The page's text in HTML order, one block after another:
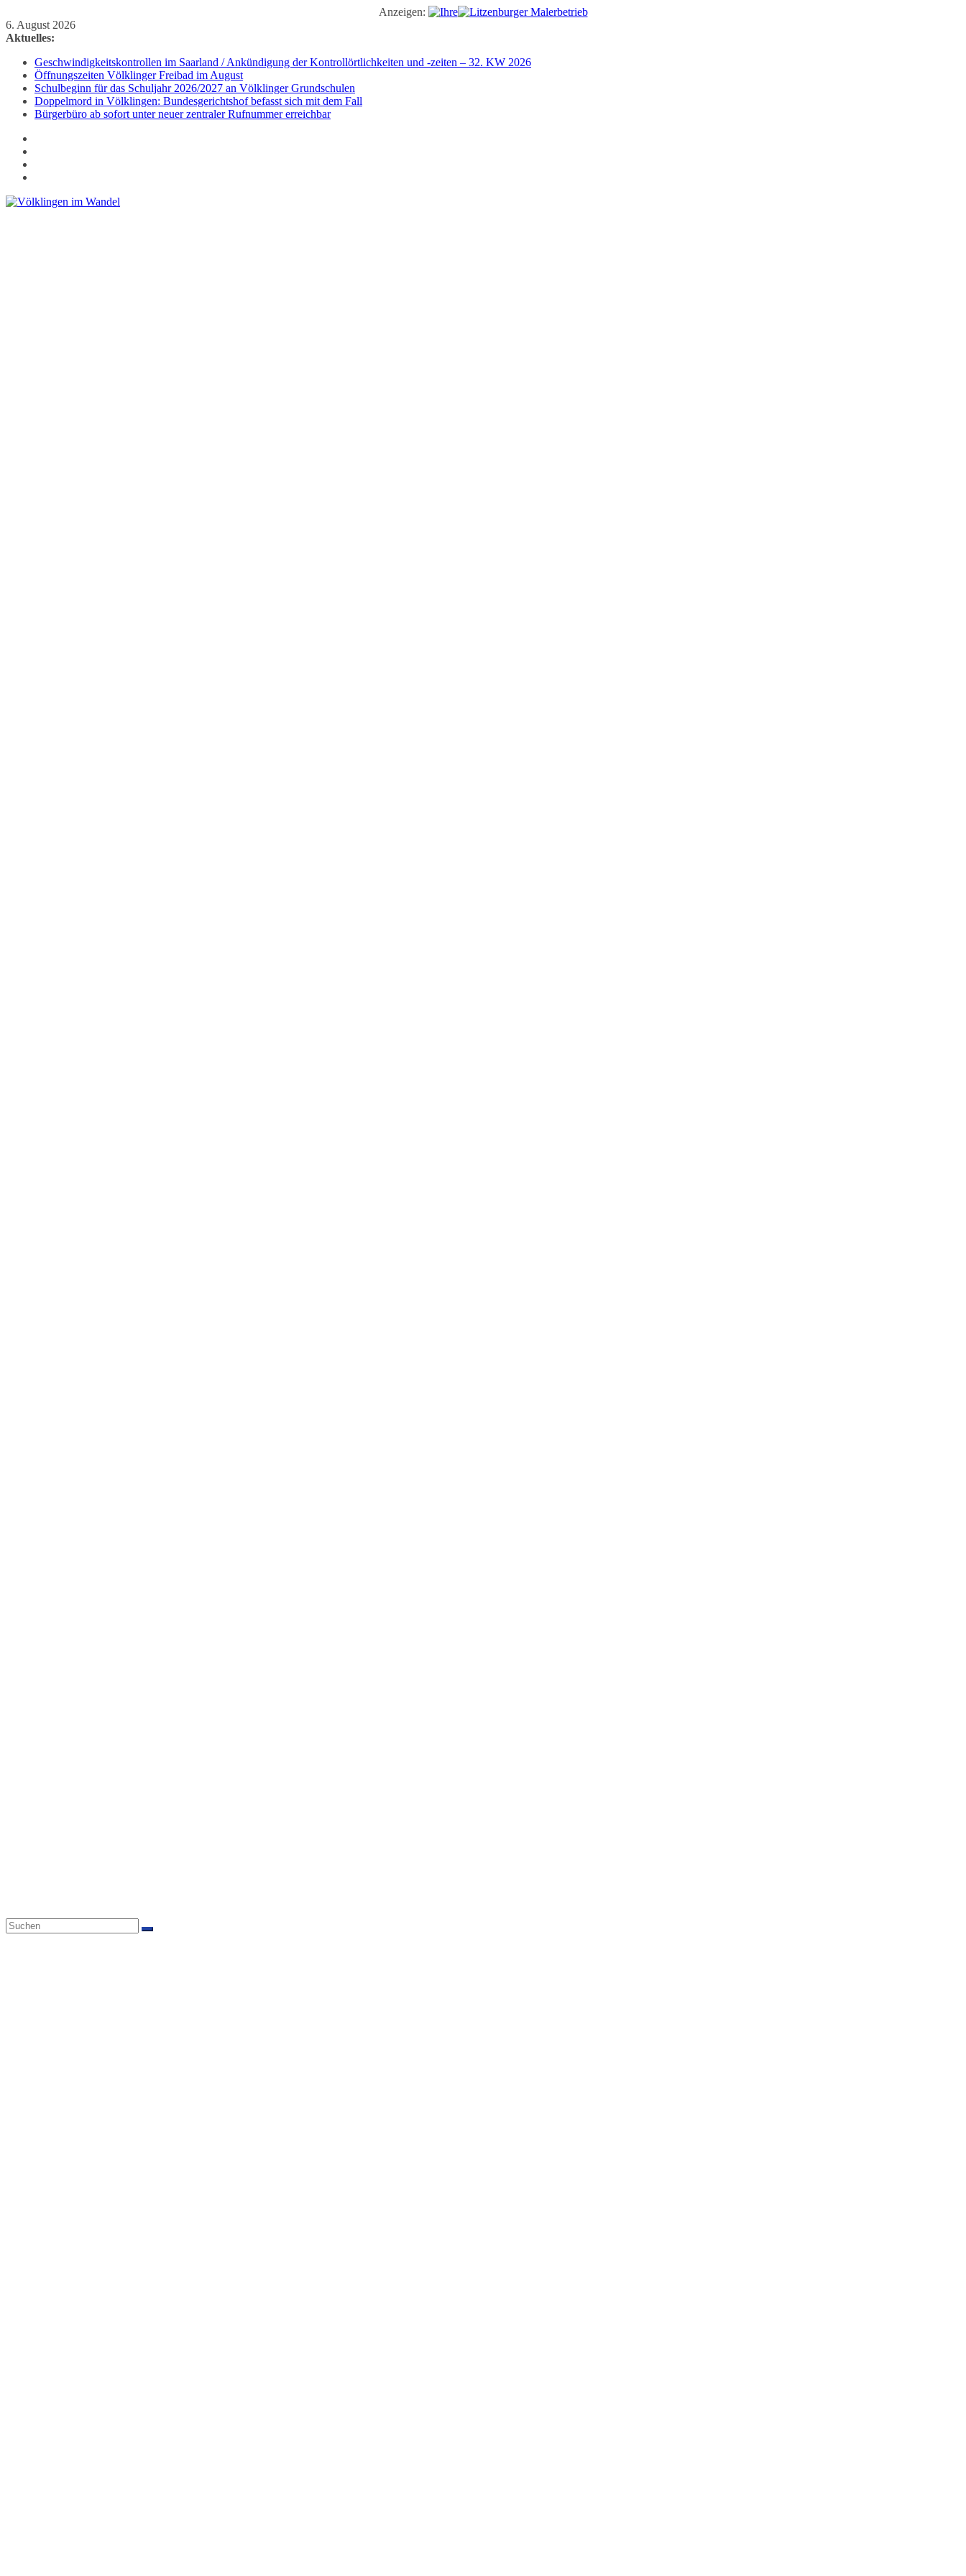
Anzeigen:
Zum
Inhalt
6. August 2026
Aktuelles:
Geschwindigkeitskontrollen im Saarland / Ankündigung der Kontrollörtlichkeiten und -zeiten – 32. KW 2026
Öffnungszeiten Völklinger Freibad im August
Schulbeginn für das Schuljahr 2026/2027 an Völklinger Grundschulen
Doppelmord in Völklingen: Bundesgerichtshof befasst sich mit dem Fall
Bürgerbüro ab sofort unter neuer zentraler Rufnummer erreichbar